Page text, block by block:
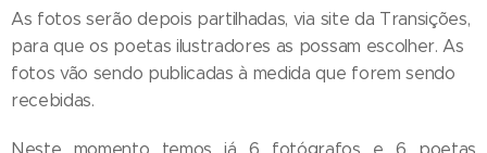
As fotos serão depois partilhadas, via site da Transições,
para que os poetas ilustradores as possam escolher. As
fotos vão sendo publicadas à medida que forem sendo
recebidas.